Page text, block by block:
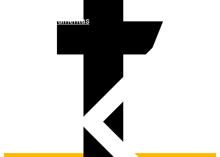
Ferramentas